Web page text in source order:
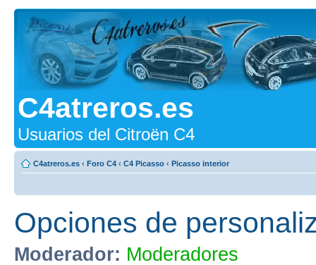
C4atreros.es
Usuarios del Citroën C4
C4atreros.es ‹ Foro C4 ‹ C4 Picasso ‹ Picasso interior
Opciones de
Moderador: Moderadores